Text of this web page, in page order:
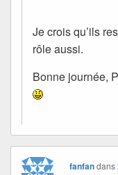
Je crois qu’ils
rôle aussi.
Bonne journée,
fanfandans